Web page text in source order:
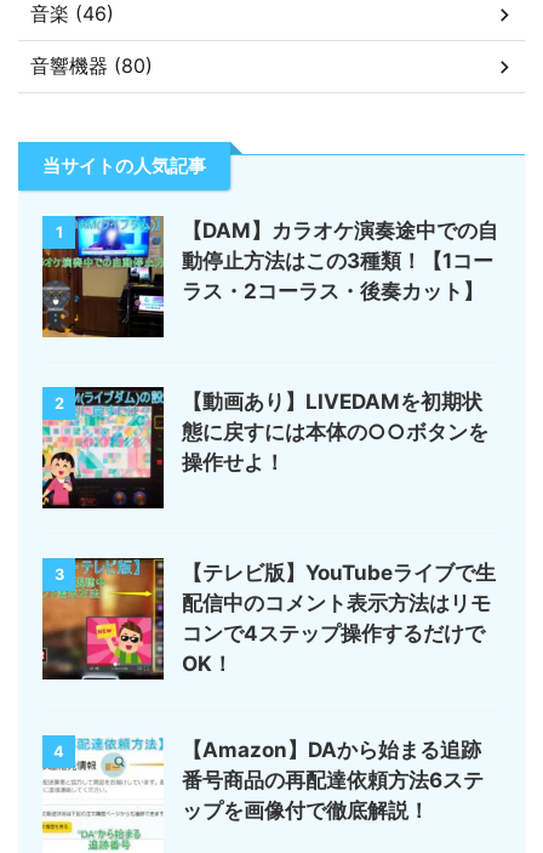
音楽 (46)
音響機器 (80)
当サイトの人気記事
1
【DAM】カラオケ演奏途中での自
動停止方法はこの3種類！【1コー
ラス・2コーラス・後奏カット】
2
【動画あり】LIVEDAMを初期状
態に戻すには本体の○○ボタンを
操作せよ！
3
【テレビ版】YouTubeライブで生
配信中のコメント表示方法はリモ
コンで4ステップ操作するだけで
OK！
4
【Amazon】DAから始まる追跡
番号商品の再配達依頼方法6ステ
ップを画像付で徹底解説！